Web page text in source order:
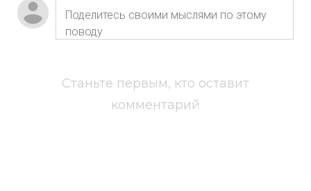
Станьте первым, кто оставит
комментарий